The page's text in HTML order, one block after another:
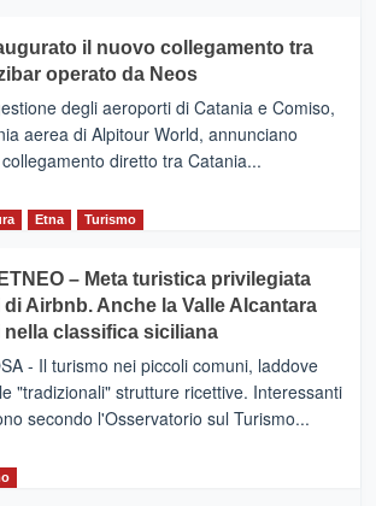
il nuovo collegamento tra
operato da Neos
degli aeroporti di Catania e Comiso,
aerea di Alpitour World, annunciano
diretto tra Catania...
Etna Turismo
– Meta turistica privilegiata
Airbnb. Anche la Valle Alcantara
classifica siciliana
- Il turismo nei piccoli comuni, laddove
"tradizionali" strutture ricettive. Interessanti
secondo l'Osservatorio sul Turismo...